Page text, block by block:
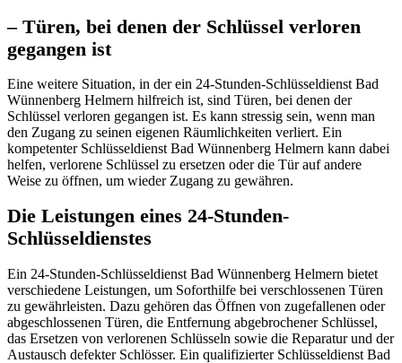
– Türen, bei denen der Schlüssel verloren
gegangen ist
Eine weitere Situation, in der ein 24-Stunden-Schlüsseldienst Bad
Wünnenberg Helmern hilfreich ist, sind Türen, bei denen der
Schlüssel verloren gegangen ist.​ Es kann stressig sein, wenn man
den Zugang zu seinen eigenen Räumlichkeiten verliert. Ein
kompetenter Schlüsseldienst Bad Wünnenberg Helmern kann dabei
helfen, verlorene Schlüssel zu ersetzen oder die Tür auf andere
Weise zu öffnen, um wieder Zugang zu gewähren.​
Die Leistungen eines 24-Stunden-
Schlüsseldienstes
Ein 24-Stunden-Schlüsseldienst Bad Wünnenberg Helmern bietet
verschiedene Leistungen, um Soforthilfe bei verschlossenen Türen
zu gewährleisten. Dazu gehören das Öffnen von zugefallenen oder
abgeschlossenen Türen, die Entfernung abgebrochener Schlüssel,
das Ersetzen von verlorenen Schlüsseln sowie die Reparatur und der
Austausch defekter Schlösser.​ Ein qualifizierter Schlüsseldienst Bad